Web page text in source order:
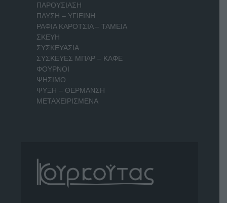
ΠΑΡΟΥΣΙΑΣΗ
ΠΛΥΣΗ – ΥΓΙΕΙΝΗ
ΡΑΦΙΑ ΚΑΡΟΤΣΙΑ – ΤΑΜΕΙΑ
ΣΚΕΥΗ
ΣΥΣΚΕΥΑΣΙΑ
ΣΥΣΚΕΥΕΣ ΜΠΑΡ – ΚΑΦΕ
ΦΟΥΡΝΟΙ
ΨΗΣΙΜΟ
ΨΥΞΗ – ΘΕΡΜΑΝΣΗ
ΜΕΤΑΧΕΙΡΙΣΜΕΝΑ